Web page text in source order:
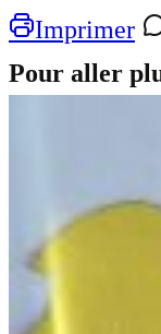
Imprimer
Pour aller